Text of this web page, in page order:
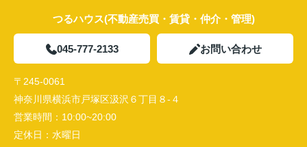
つるハウス(不動産売買・賃貸・仲介・管理)
045-777-2133 お問い合わせ
〒245-0061
神奈川県横浜市戸塚区汲沢６丁目８-４
営業時間： 10:00~20:00
定休日： 水曜日